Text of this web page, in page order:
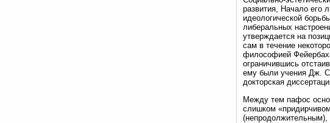
развития, Начало его
идеологической
либеральных
утверждается на
сам в течение
философией
ограничившись
ему были учения Дж.
докторская
Между тем пафос
слишком
(непродолжительным),